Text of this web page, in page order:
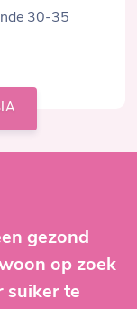
30-35
gezond
op zoek
suiker te